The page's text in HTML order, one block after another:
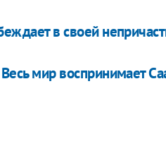
в своей
мир воспринимает